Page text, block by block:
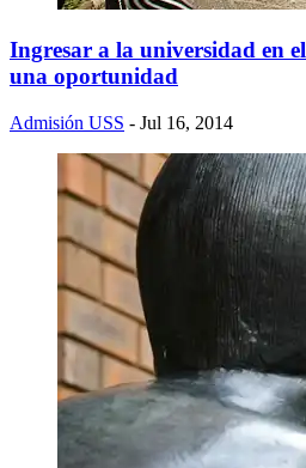
Ingresar a la universidad en
una oportunidad
Admisión USS - Jul 16, 2014